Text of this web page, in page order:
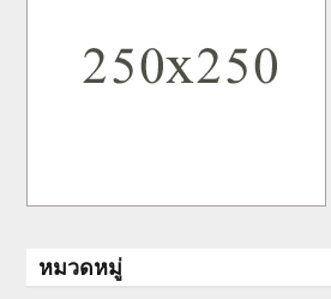
หมวดหมู่